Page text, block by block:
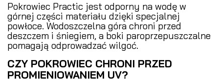
Pokrowiec Practic jest odporny na wodę w
górnej części materiału dzięki specjalnej
powłoce. Wodoszczelna góra chroni przed
deszczem i śniegiem, a boki paroprzepuszczalne
pomagają odprowadzać wilgoć.
CZY POKROWIEC CHRONI PRZED
PROMIENIOWANIEM UV?